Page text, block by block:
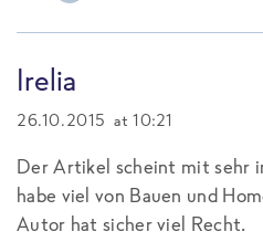
Irelia
26.10.2015 at 10:21
Der Artikel scheint mit sehr
habe viel von Bauen und
Autor hat sicher viel Recht.